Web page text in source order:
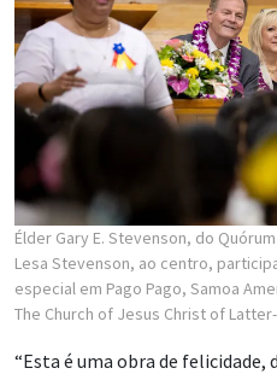
Élder Gary E. Stevenson, do
Lesa Stevenson, ao centro,
especial em Pago Pago, Samoa
The Church of Jesus Christ of
“Esta é uma obra de felicidade,